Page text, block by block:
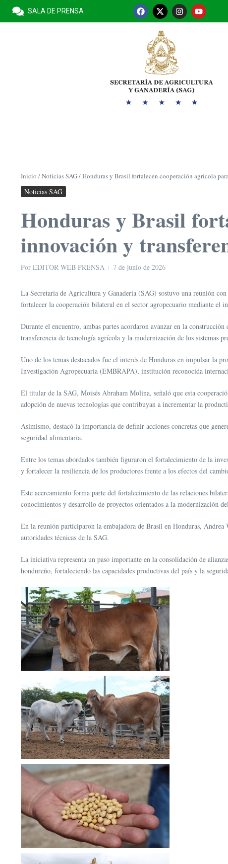
SALA DE PRENSA
Inicio /Noticias SAG/Honduras y Brasil fortalecen cooperación agrícola
Noticias SAG
Honduras y Brasil
innovación y
Por EDITOR WEB PRENSA 7 de junio de 2026
La Secretaría de Agricultura y Ganadería (SAG) sostuvo una reunión
fortalecer la cooperación bilateral en el sector agropecuario mediante el
Durante el encuentro, ambas partes acordaron avanzar en la
transferencia de tecnología agrícola y la modernización de los sistemas
Uno de los temas destacados fue el interés de Honduras en impulsar la
Investigación Agropecuaria (EMBRAPA), institución reconocida
El titular de la SAG, Moisés Abraham Molina, señaló que esta
adopción de nuevas tecnologías que contribuyan a incrementar la
Asimismo, destacó la importancia de definir acciones concretas que
seguridad alimentaria.
Entre los temas abordados también figuraron el fortalecimiento de la
y fortalecer la resiliencia de los productores frente a los efectos del
Este acercamiento forma parte del fortalecimiento de las relaciones
conocimientos y desarrollo de proyectos orientados a la modernización
En la reunión participaron la embajadora de Brasil en Honduras,
autoridades técnicas de la SAG.
La iniciativa representa un paso importante en la consolidación de
hondureño, fortaleciendo las capacidades productivas del país y la